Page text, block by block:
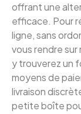
offrant une
efficace. Pour
ligne, sans
vous rendre
y trouverez un
moyens de
livraison
petite boîte